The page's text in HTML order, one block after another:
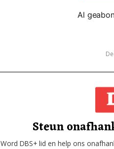
Al
Steun
Word DBS+ lid en help ons